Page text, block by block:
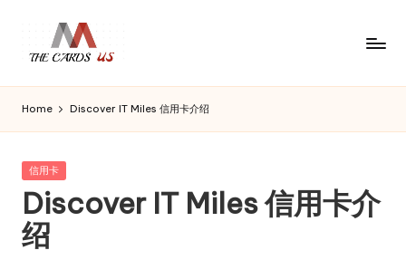
S
r
d
s
of
Home Discover IT Miles 信用卡介绍
Posted
信用卡
Discover IT Miles 信用卡介
绍